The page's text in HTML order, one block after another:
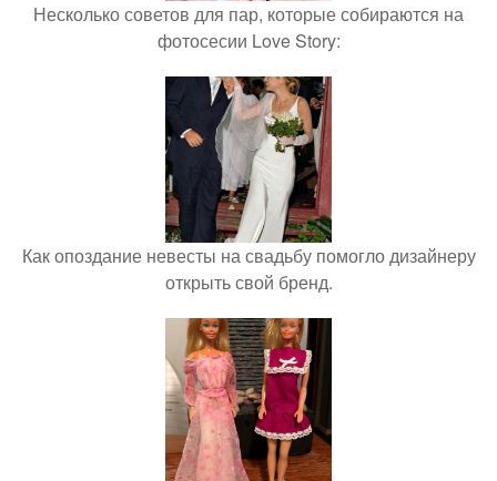
Несколько советов для пар, которые собираются на
фотосесии Love Story:
Как опоздание невесты на свадьбу помогло дизайнеру
открыть свой бренд.